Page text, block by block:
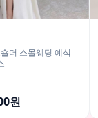
더 스몰웨딩 예식
원